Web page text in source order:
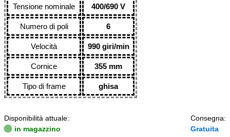
Tensione nominale 400/690 V
Numero di poli 6
Velocità 990 giri/min
Cornice 355 mm
Tipo di frame ghisa
Disponibilità attuale:
in magazzino
Consegna:
Gratuita